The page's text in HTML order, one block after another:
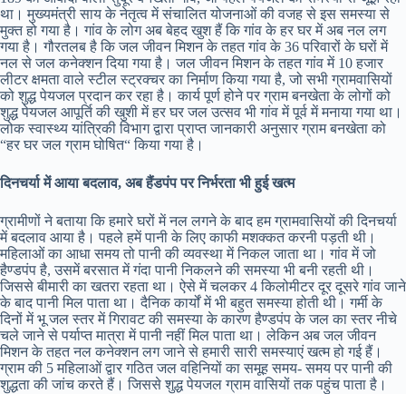
था। मुख्यमंत्री साय के नेतृत्व में संचालित योजनाओं की वजह से इस समस्या से
मुक्त हो गया है। गांव के लोग अब बेहद खुश हैं कि गांव के हर घर में अब नल लग
गया है। गौरतलब है कि जल जीवन मिशन के तहत गांव के 36 परिवारों के घरों में
नल से जल कनेक्शन दिया गया है। जल जीवन मिशन के तहत गांव में 10 हजार
लीटर क्षमता वाले स्टील स्ट्रक्चर का निर्माण किया गया है, जो सभी ग्रामवासियों
को शुद्ध पेयजल प्रदान कर रहा है। कार्य पूर्ण होने पर ग्राम बनखेता के लोगों को
शुद्ध पेयजल आपूर्ति की खुशी में हर घर जल उत्सव भी गांव में पूर्व में मनाया गया था।
लोक स्वास्थ्य यांत्रिकी विभाग द्वारा प्राप्त जानकारी अनुसार ग्राम बनखेता को
“हर घर जल ग्राम घोषित“ किया गया है।
दिनचर्या में आया बदलाव, अब हैंडपंप पर निर्भरता भी हुई खत्म
ग्रामीणों ने बताया कि हमारे घरों में नल लगने के बाद हम ग्रामवासियों की दिनचर्या
में बदलाव आया है। पहले हमें पानी के लिए काफी मशक्कत करनी पड़ती थी।
महिलाओं का आधा समय तो पानी की व्यवस्था में निकल जाता था। गांव में जो
हैण्डपंप है, उसमें बरसात में गंदा पानी निकलने की समस्या भी बनी रहती थी।
जिससे बीमारी का खतरा रहता था। ऐसे में चलकर 4 किलोमीटर दूर दूसरे गांव जाने
के बाद पानी मिल पाता था। दैनिक कार्यों में भी बहुत समस्या होती थी। गर्मी के
दिनों में भू जल स्तर में गिरावट की समस्या के कारण हैण्डपंप के जल का स्तर नीचे
चले जाने से पर्याप्त मात्रा में पानी नहीं मिल पाता था। लेकिन अब जल जीवन
मिशन के तहत नल कनेक्शन लग जाने से हमारी सारी समस्याएं खत्म हो गई हैं।
ग्राम की 5 महिलाओं द्वार गठित जल वहिनियों का समूह समय- समय पर पानी की
शुद्धता की जांच करते हैं। जिससे शुद्ध पेयजल ग्राम वासियों तक पहुंच पाता है।